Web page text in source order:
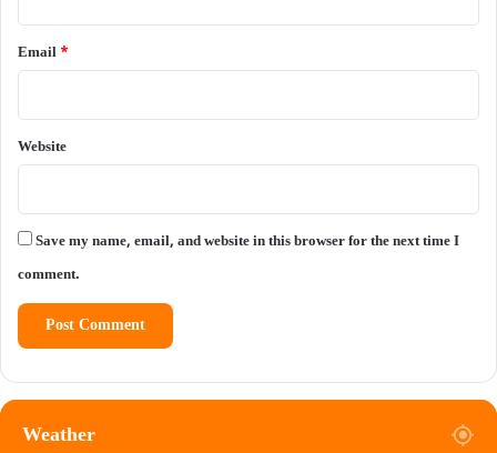
Email *
Website
Save my name, email, and website in this browser for the next time I
comment.
Weather